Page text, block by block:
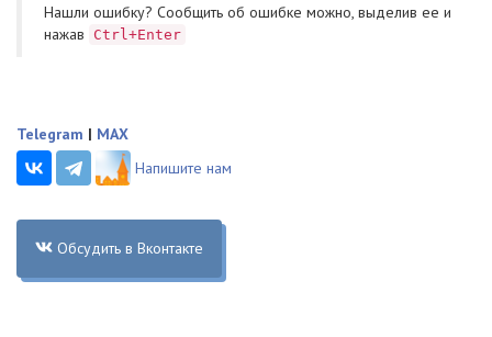
Нашли ошибку? Cообщить об ошибке можно, выделив ее и
нажав
Ctrl+Enter
Telegram | MAX
Напишите нам
Обсудить в Вконтакте